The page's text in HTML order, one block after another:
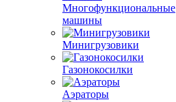
Многофункциональные
машины
Минигрузовики
Газонокосилки
Аэраторы